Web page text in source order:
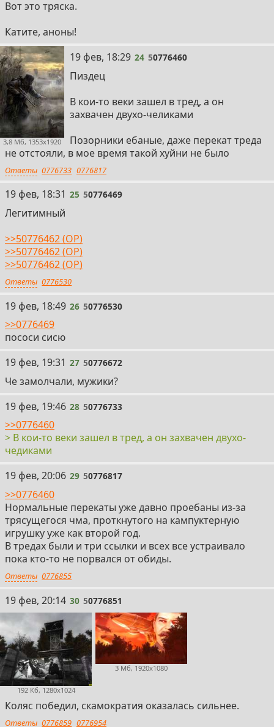
Вот это тряска.
Катите, аноны!
3,8 Мб, 1353x1920
24
19 фев, 18:29 24 50776460
Пиздец
В кои-то веки зашел в тред, а он
захвачен двухо-челиками
Позорники ебаные, даже перекат треда
не отстояли, в мое время такой хуйни не было
Ответы 0776733 0776817
25
19 фев, 18:31 25 50776469
Легитимный
>>50776462 (OP)
>>50776462 (OP)
>>50776462 (OP)
Ответы 0776530
26
19 фев, 18:49 26 50776530
>>0776469
пососи сисю
27
19 фев, 19:31 27 50776672
Че замолчали, мужики?
28
19 фев, 19:46 28 50776733
>>0776460
> В кои-то веки зашел в тред, а он захвачен двухо-
чедиками
29
19 фев, 20:06 29 50776817
>>0776460
Нормальные перекаты уже давно проебаны из-за
трясущегося чма, проткнутого на кампуктерную
игрушку уже как второй год.
В тредах были и три ссылки и всех все устраивало
пока кто-то не порвался от обиды.
Ответы 0776855
30
19 фев, 20:14 30 50776851
192 Кб, 1280x1024
3 Мб, 1920x1080
Коляс победил, скамократия оказалась сильнее.
Ответы 0776859 0776954